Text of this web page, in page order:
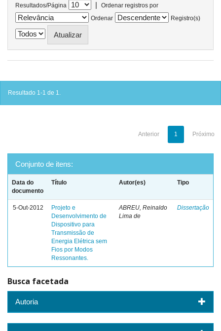
Resultados/Página |
Ordenar registros por
Ordenar
Registro(s)
Resultado 1-1 de 1.
Anterior 1 Próximo
Conjunto de itens:
Data do
documento
Título Autor(es) Tipo
5-Out-2012
Projeto e
Desenvolvimento de
Dispositivo para
Transmissão de
Energia Elétrica sem
Fios por Modos
Ressonantes.
ABREU, Reinaldo
Lima de
Dissertação
Busca facetada
Autoria